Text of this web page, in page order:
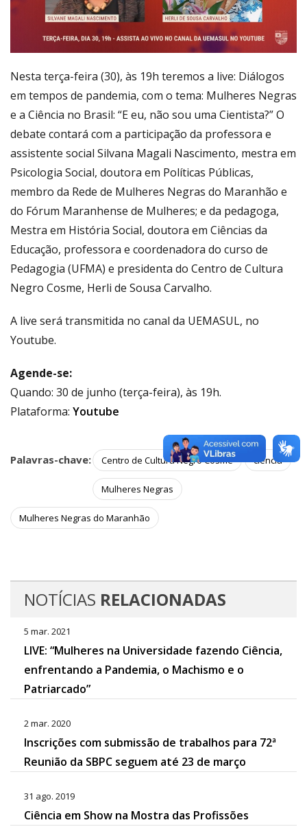
Nesta terça-feira (30), às 19h teremos a live: Diálogos
em tempos de pandemia, com o tema: Mulheres Negras
e a Ciência no Brasil: “E eu, não sou uma Cientista?” O
debate contará com a participação da professora e
assistente social Silvana Magali Nascimento, mestra em
Psicologia Social, doutora em Políticas Públicas,
membro da Rede de Mulheres Negras do Maranhão e
do Fórum Maranhense de Mulheres; e da pedagoga,
Mestra em História Social, doutora em Ciências da
Educação, professora e coordenadora do curso de
Pedagogia (UFMA) e presidenta do Centro de Cultura
Negro Cosme, Herli de Sousa Carvalho.
A live será transmitida no canal da UEMASUL, no
Youtube.
Agende-se:
Quando: 30 de junho (terça-feira), às 19h.
Plataforma: Youtube
Palavras-chave: Centro de Cultura Negro Cosme ciência
Mulheres Negras
Mulheres Negras do Maranhão
NOTÍCIAS RELACIONADAS
5 mar. 2021
LIVE: “Mulheres na Universidade fazendo Ciência,
enfrentando a Pandemia, o Machismo e o
Patriarcado”
2 mar. 2020
Inscrições com submissão de trabalhos para 72ª
Reunião da SBPC seguem até 23 de março
31 ago. 2019
Ciência em Show na Mostra das Profissões